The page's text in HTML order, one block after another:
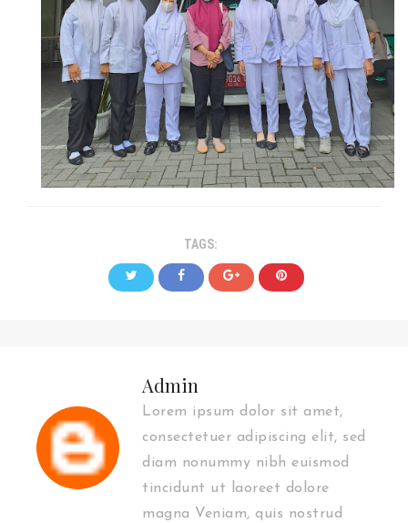
TAGS:
Admin
Lorem ipsum dolor sit amet,
consectetuer adipiscing elit, sed
diam nonummy nibh euismod
tincidunt ut laoreet dolore
magna Veniam, quis nostrud